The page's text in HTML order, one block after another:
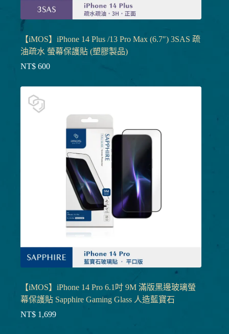
【iMOS】iPhone 14 Plus /13 Pro Max (6.7″) 3SAS 疏
油疏水 螢幕保護貼 (塑膠製品)
NT$ 600
【iMOS】iPhone 14 Pro 6.1吋 9M 滿版黑邊玻璃螢
幕保護貼 Sapphire Gaming Glass 人造藍寶石
NT$ 1,699